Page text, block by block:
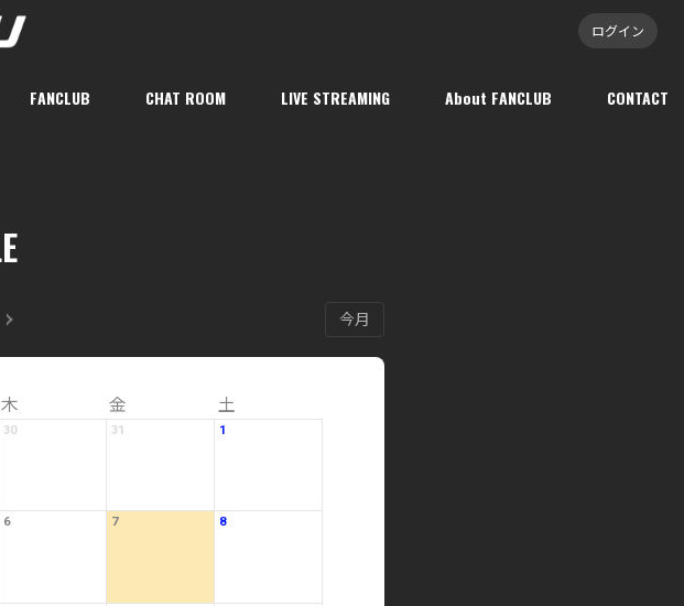
ログイン
FANCLUB CHAT ROOM LIVE STREAMING About FANCLUB CONTACT
今月
木 金 土
30 31 1
6 7 8